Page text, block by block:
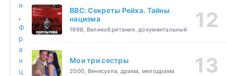
я
,
Ф
р
а
н
ц
BBC: Секреты Рейха. Тайны
нацизма
1998, Великобритания, документальный
Мои три сестры
2000, Венесуэла, драма, мелодрама